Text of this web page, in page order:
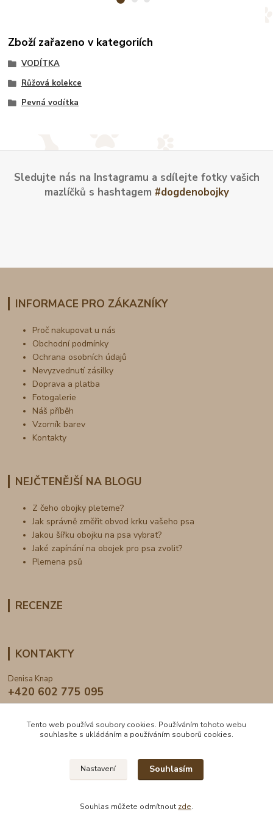
Zboží zařazeno v kategoriích
VODÍTKA
Růžová kolekce
Pevná vodítka
Sledujte nás na Instagramu a sdílejte fotky vašich
mazlíčků s hashtagem #dogdenobojky
INFORMACE PRO ZÁKAZNÍKY
Proč nakupovat u nás
Obchodní podmínky
Ochrana osobních údajů
Nevyzvednutí zásilky
Doprava a platba
Fotogalerie
Náš příběh
Vzorník barev
Kontakty
NEJČTENĚJŠÍ NA BLOGU
Z čeho obojky pleteme?
Jak správně změřit obvod krku vašeho psa
Jakou šířku obojku na psa vybrat?
Jaké zapínání na obojek pro psa zvolit?
Plemena psů
RECENZE
KONTAKTY
Denisa Knap
+420 602 775 095
2024 © DogDen.cz, všechna práva vyhrazena
Tento web používá soubory cookies. Používáním tohoto webu
souhlasíte s ukládáním a používáním souborů cookies.
Nastavení Souhlasím
Souhlas můžete odmítnout zde.